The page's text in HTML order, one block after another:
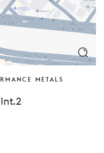
METALS